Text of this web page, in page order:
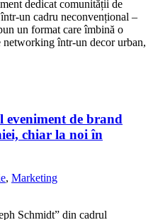
dedicat comunității de
un cadru neconvențional –
un format care îmbină o
networking într-un decor urban,
de brand
chiar la noi în
, Marketing
Schmidt” din cadrul